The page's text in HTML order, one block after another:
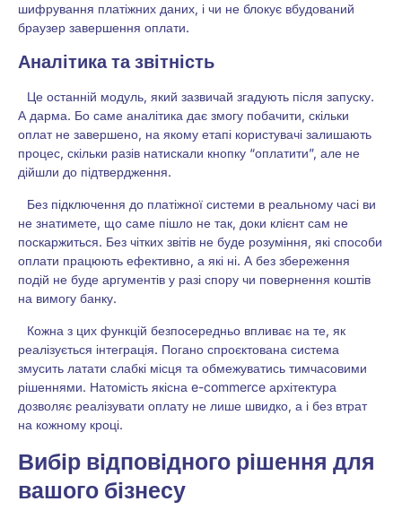
шифрування платіжних даних, і чи не блокує вбудований
браузер завершення оплати.
Аналітика та звітність
Це останній модуль, який зазвичай згадують після запуску.
А дарма. Бо саме аналітика дає змогу побачити, скільки
оплат не завершено, на якому етапі користувачі залишають
процес, скільки разів натискали кнопку “оплатити”, але не
дійшли до підтвердження.
Без підключення до платіжної системи в реальному часі ви
не знатимете, що саме пішло не так, доки клієнт сам не
поскаржиться. Без чітких звітів не буде розуміння, які способи
оплати працюють ефективно, а які ні. А без збереження
подій не буде аргументів у разі спору чи повернення коштів
на вимогу банку.
Кожна з цих функцій безпосередньо впливає на те, як
реалізується інтеграція. Погано спроєктована система
змусить латати слабкі місця та обмежуватись тимчасовими
рішеннями. Натомість якісна e-commerce архітектура
дозволяє реалізувати оплату не лише швидко, а і без втрат
на кожному кроці.
Вибір відповідного рішення для
вашого бізнесу